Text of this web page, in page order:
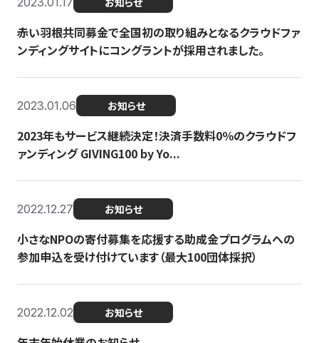
赤い羽根共同募金で全国初の取り組みとなるクラウドファ
ンディングサイトにコングラントが採用されました。
2023.01.06 お知らせ
2023年もサービス継続決定！決済手数料0％のクラウドフ
ァンディング GIVING100 by Yo...
2022.12.27 お知らせ
小さなNPOの寄付募集を応援する助成金プログラムへの
参加申込を受け付けています（最大100団体採択）
2022.12.02 お知らせ